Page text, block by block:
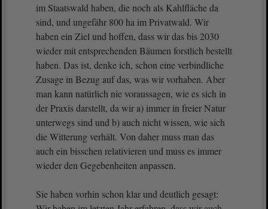
im Staatswald haben, die noch als Kahlfläche da
sind, und ungefähr 800 ha im Privatwald. Wir
haben ein Ziel und hoffen, dass wir das bis 2030
wieder mit entsprechenden Bäumen forstlich bestellt
haben. Das ist, denke ich, schon eine verbindliche
Zusage in Bezug auf das, was wir vorhaben. Aber
man kann natürlich nie voraussagen, wie es sich in
der Praxis darstellt, da wir a) immer in freier Natur
unterwegs sind und b) auch nicht wissen, wie sich
die Witterung verhält. Von daher muss man das
auch ein bisschen relativieren und muss es immer
wieder den Gegebenheiten anpassen.
Sie haben vorhin schon klar und deutlich gesagt: